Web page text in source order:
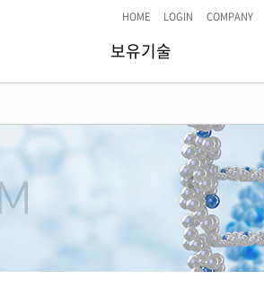
HOME LOGIN COMPANY
보유기술